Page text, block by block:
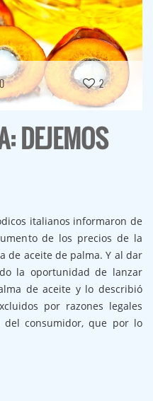
0 2
DEJEMOS
italianos informaron de
de los precios de la
de aceite de palma. Y al dar
la oportunidad de lanzar
de aceite y lo describió
por razones legales
consumidor, que por lo